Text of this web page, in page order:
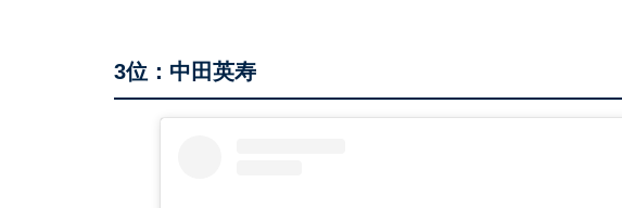
3位：中田英寿